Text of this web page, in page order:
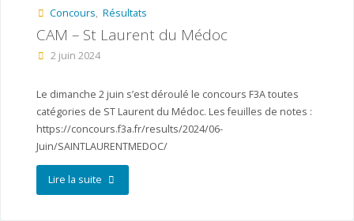
Concours, Résultats
CAM – St Laurent du Médoc
2 juin 2024
Le dimanche 2 juin s’est déroulé le concours F3A toutes
catégories de ST Laurent du Médoc. Les feuilles de notes :
https://concours.f3a.fr/results/2024/06-
Juin/SAINTLAURENTMEDOC/
Lire la suite"CAM